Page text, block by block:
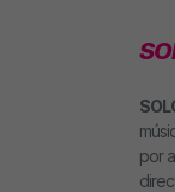
por